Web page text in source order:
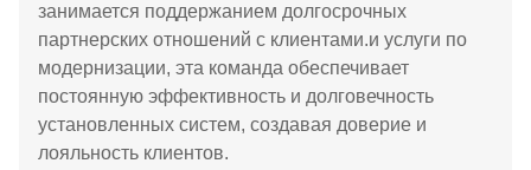
занимается поддержанием долгосрочных
партнерских отношений с клиентами.и услуги по
модернизации, эта команда обеспечивает
постоянную эффективность и долговечность
установленных систем, создавая доверие и
лояльность клиентов.